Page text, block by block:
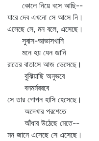
কোলে নিয়ে বসে আছি--
যারে দেব এখনো সে আসে নি।
এসেছে সে, মন বলে, এসেছে।
সুবাস-আভাসখানি
মনে হয় যেন জানি
রাতের বাতাসে আজ ভেসেছে।
বুঝিয়াছি অনুভবে
বনমর্মররবে
সে তার গোপন হাসি হেসেছে।
অদেখার পরশেতে
আঁধার উঠেছে মেতে--
মন জানে এসেছে সে এসেছে।